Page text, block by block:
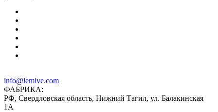
info@lemive.com
ФАБРИКА:
РФ, Свердловская область, Нижний Тагил, ул. Балакинская
1А